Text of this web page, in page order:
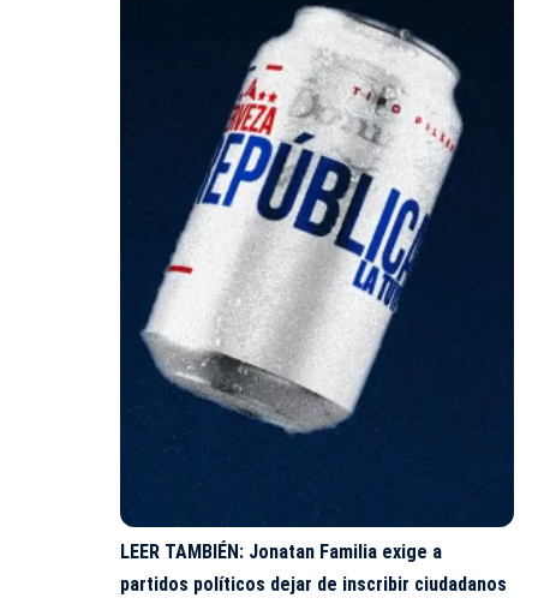
LEER TAMBIÉN: Jonatan Familia exige a
partidos políticos dejar de inscribir ciudadanos